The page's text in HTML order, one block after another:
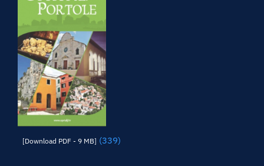
[Download PDF - 9 MB] (339)